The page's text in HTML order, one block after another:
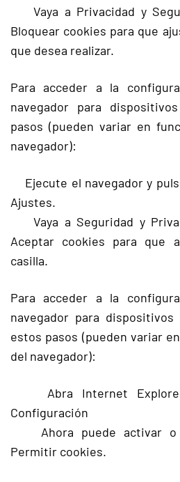
Vaya a Privacidad y
Bloquear cookies para que
que desea realizar.
Para acceder a la
navegador para
pasos (pueden variar en
navegador):
Ejecute el navegador y
Ajustes.
Vaya a Seguridad y
Aceptar cookies para que
casilla.
Para acceder a la
navegador para dispositivos
estos pasos (pueden variar
del navegador):
Abra Internet
Configuración
Ahora puede activar o
Permitir cookies.